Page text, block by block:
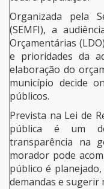
Organizada pela
(SEMFI), a
Orçamentárias
e prioridades da
elaboração do
município decide
públicos.
Prevista na Lei de
pública é um
transparência na
morador pode
público é
demandas e sugerir